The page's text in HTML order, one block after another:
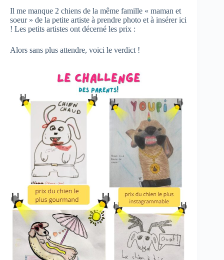
Il me manque 2 chiens de la même famille « maman et
soeur » de la petite artiste à prendre photo et à insérer ici
! Les petits artistes ont décerné les prix :
Alors sans plus attendre, voici le verdict !